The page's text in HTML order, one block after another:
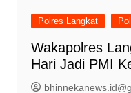
Polres Langkat
Wakapolres
Hari Jadi PMI